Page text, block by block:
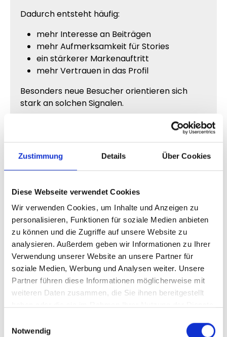
Zustimmung Details Über Cookies
Diese Webseite verwendet Cookies
Wir verwenden Cookies, um Inhalte und Anzeigen zu
personalisieren, Funktionen für soziale Medien anbieten
zu können und die Zugriffe auf unsere Website zu
analysieren. Außerdem geben wir Informationen zu Ihrer
Verwendung unserer Website an unsere Partner für
soziale Medien, Werbung und Analysen weiter. Unsere
Partner führen diese Informationen möglicherweise mit
weiteren Daten zusammen, die Sie ihnen bereitgestellt
Notwendig
Dadurch entsteht häufig:
mehr Interesse an Beiträgen
mehr Aufmerksamkeit für Stories
ein stärkerer Markenauftritt
mehr Vertrauen in das Profil
Besonders neue Besucher orientieren sich
stark an solchen Signalen.
Warum deutsche Follower
professioneller wirken
Ein deutschsprachiges Profil mit einer
überwiegend deutschen Community wirkt
deutlich natürlicher.
Dadurch entsteht automatisch ein
glaubwürdigerer Eindruck.
Besonders wichtig für:
Business-Accounts
Influencer
lokale Unternehmen
deutsche Creator
Marken mit deutschsprachiger Zielgruppe